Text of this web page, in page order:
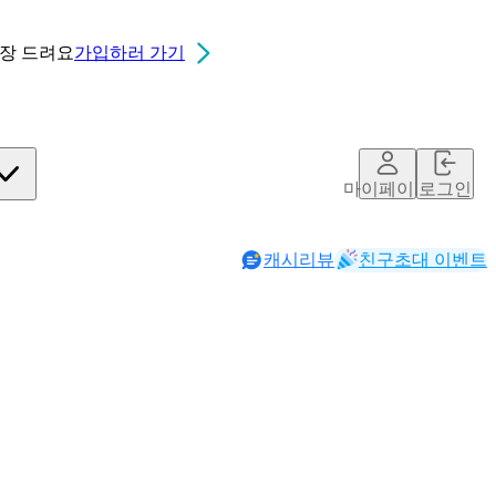
드려요가입하러 가기
마이페이지로그인
캐시리뷰 친구초대 이벤트